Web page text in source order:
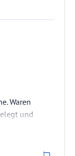
Waren
und